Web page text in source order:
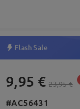
Flash Sale
9,95 € 23,95 €
#AC56431